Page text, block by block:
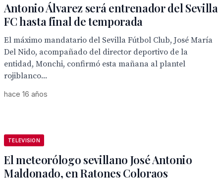
Antonio Álvarez será entrenador del Sevilla
FC hasta final de temporada
El máximo mandatario del Sevilla Fútbol Club, José María
Del Nido, acompañado del director deportivo de la
entidad, Monchi, confirmó esta mañana al plantel
rojiblanco...
hace 16 años
TELEVISION
El meteorólogo sevillano José Antonio
Maldonado, en Ratones Coloraos